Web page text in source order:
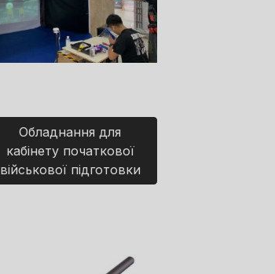
Обладнання для
кабінету початкової
військової підготовки